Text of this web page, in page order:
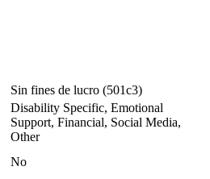
Sin fines de lucro (501c3)
Disability Specific, Emotional
Support, Financial, Social Media,
Other
No